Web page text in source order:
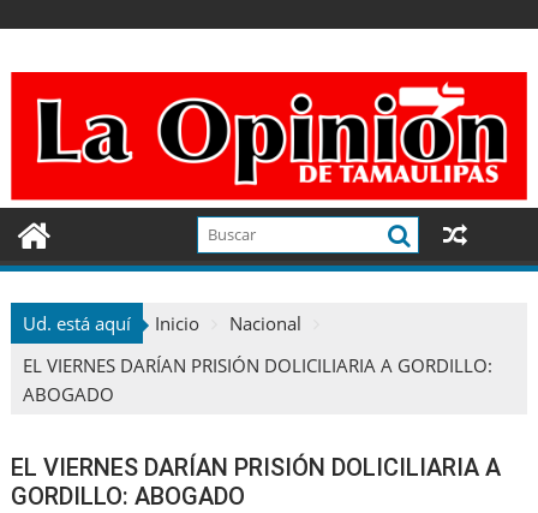
contenido
Ud. está aquí Inicio
Nacional
EL VIERNES DARÍAN PRISIÓN DOLICILIARIA A GORDILLO:
ABOGADO
EL VIERNES DARÍAN PRISIÓN DOLICILIARIA A
GORDILLO: ABOGADO